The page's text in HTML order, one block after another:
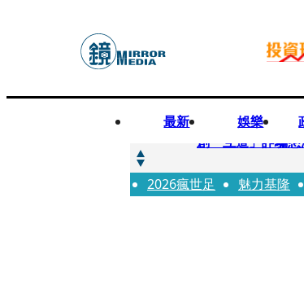
最新 娛樂
快訊
創「互道」詐騙
快訊
前時力黨魁表態
2026瘋世足 魅力基隆